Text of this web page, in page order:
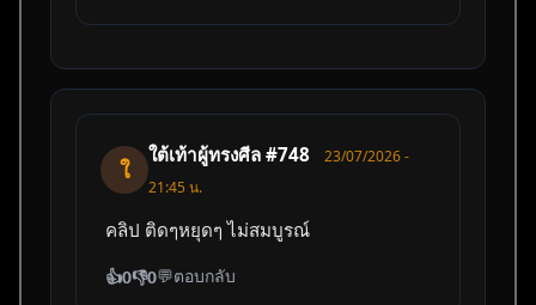
ใ
ใต้เท้าผู้ทรงศีล #748
23/07/2026 -
21:45 น.
คลิป ติดๆหยุดๆ ไม่สมบูรณ์
👍0👎0💬ตอบกลับ